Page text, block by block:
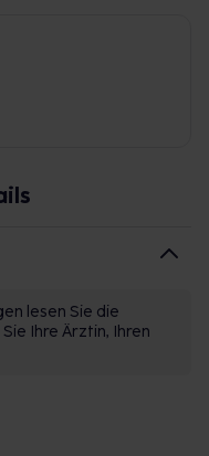
lesen Sie die
Ihre Ärztin, Ihren